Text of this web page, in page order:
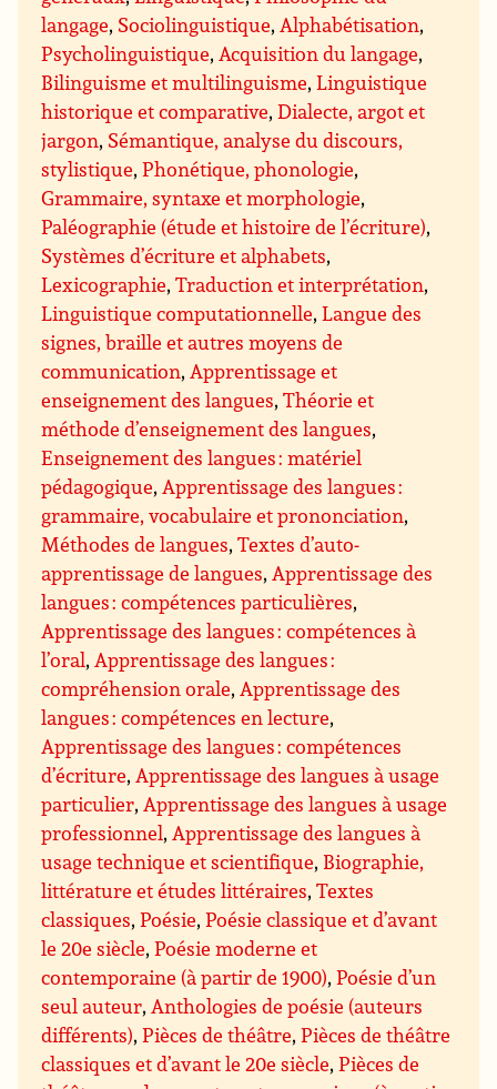
langage, Sociolinguistique,Alphabétisation,
Psycholinguistique,Acquisition du langage,
Bilinguisme et multilinguisme,Linguistique
historique et comparative,Dialecte, argot et
jargon, Sémantique, analyse du discours,
stylistique,Phonétique, phonologie,
Grammaire, syntaxe et morphologie,
Paléographie (étude et histoire de l’écriture),
Systèmes d’écriture et alphabets,
Lexicographie,Traduction et interprétation,
Linguistique computationnelle,Langue des
signes, braille et autres moyens de
communication,Apprentissage et
enseignement des langues,Théorie et
méthode d’enseignement des langues,
Enseignement des langues : matériel
pédagogique,Apprentissage des langues :
grammaire, vocabulaire et prononciation,
Méthodes de langues,Textes d’auto-
apprentissage de langues,Apprentissage des
langues : compétences particulières,
Apprentissage des langues : compétences à
l’oral,Apprentissage des langues :
compréhension orale,Apprentissage des
langues : compétences en lecture,
Apprentissage des langues : compétences
d’écriture,Apprentissage des langues à usage
particulier,Apprentissage des langues à usage
professionnel,Apprentissage des langues à
usage technique et scientifique, Biographie,
littérature et études littéraires,Textes
classiques,Poésie,Poésie classique et d’avant
le 20e siècle,Poésie moderne et
contemporaine (à partir de 1900),Poésie d’un
seul auteur,Anthologies de poésie (auteurs
différents),Pièces de théâtre,Pièces de théâtre
classiques et d’avant le 20e siècle,Pièces de